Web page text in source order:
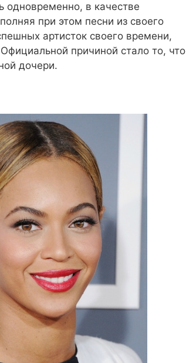
одновременно, в качестве
при этом песни из своего
артисток своего времени,
причиной стало то, что
дочери.